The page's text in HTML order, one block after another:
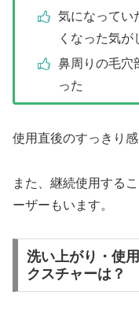
気になってい
くなった気が
鼻周りの毛穴
った
使用直後のすっきり
また、継続使用する
ーザーもいます。
洗い上がり・使
クスチャーは？